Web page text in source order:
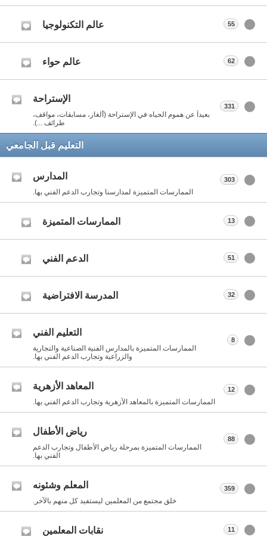
عالم التكنولوجيا 55
عالم حواء 62
الإستراحة
بعيداً عن هموم الحياه في الإستراحة (ألغاز، مسابقات، مواقف،
طرائف ...).
331
التعليم قبل الجامعي
المدارس
الممارسات المتميزة لمدارسنا وتجارب الدعم الفني بها.
303
الممارسات المتميزة 13
الدعم الفني 51
المدرسة الافتراضية 32
التعليم الفني
الممارسات المتميزة بالمدارس الفنية الصناعية والتجارية
والزراعية وتجارب الدعم الفني بها.
8
المعاهد الأزهرية
الممارسات المتميزة بالمعاهد الأزهرية وتجارب الدعم الفني بها.
12
رياض الأطفال
الممارسات المتميزة بمرحلة رياض الأطفال وتجارب الدعم
الفني بها.
88
المعلم وشئونه
خلق مجتمع من المعلمين ليستفيد كل منهم بالآخر.
359
نقابات المعلمين 11